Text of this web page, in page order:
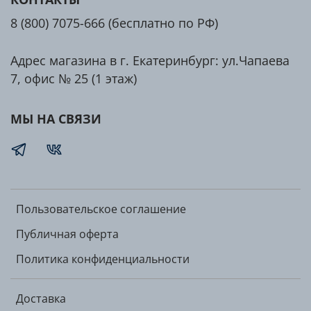
Пользовательское соглашение
Публичная оферта
Политика конфиденциальности
Доставка
8 (800) 7075-666 (бесплатно по РФ)
Адрес магазина в г. Екатеринбург: ул.Чапаева
7, офис № 25 (1 этаж)
МЫ НА СВЯЗИ